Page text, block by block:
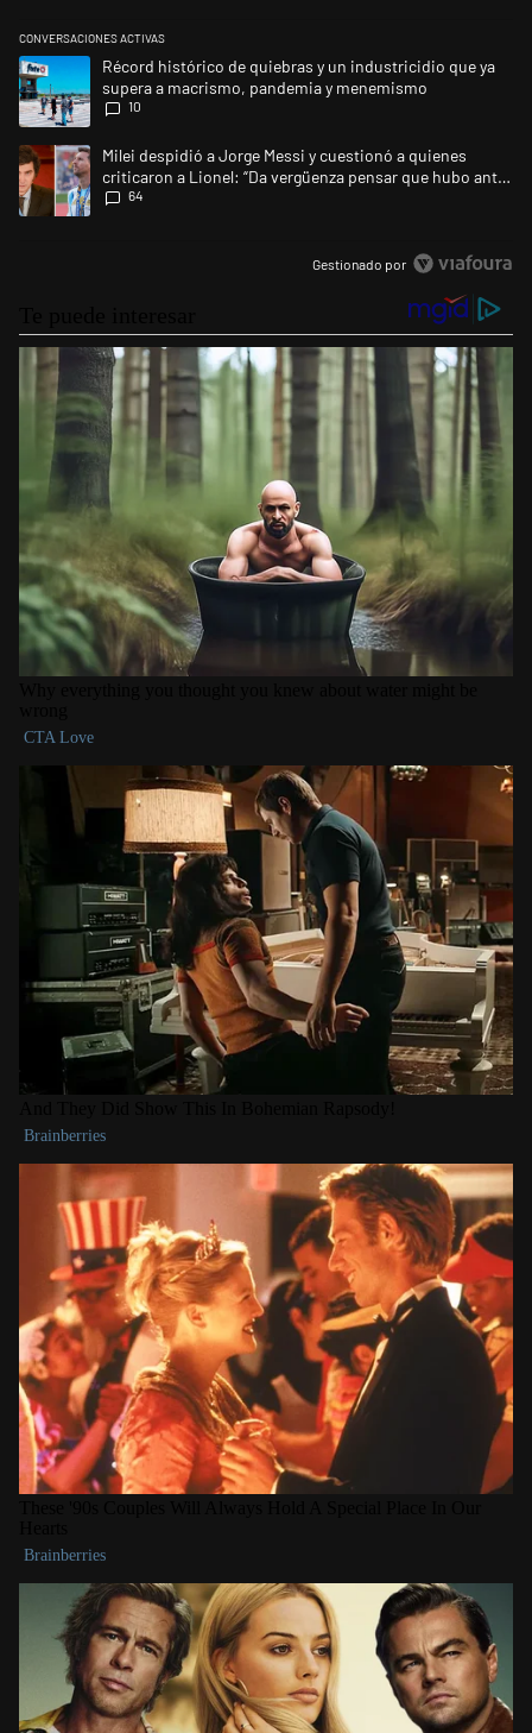
CONVERSACIONES ACTIVAS
Este listado muestra los artículos con más comentarios en los últimos
Un artículo de tendencia con el título "Récord histórico de quiebras y
Récord histórico de quiebras y un industricidio que ya
supera a macrismo, pandemia y menemismo
10
Un artículo de tendencia con el título "Milei despidió a Jorge Messi y
Milei despidió a Jorge Messi y cuestionó a quienes
criticaron a Lionel: “Da vergüenza pensar que hubo anti-
Messi”
64
Gestionado por